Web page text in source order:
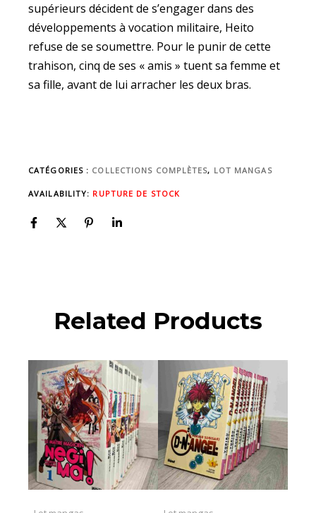
supérieurs décident de s’engager dans des
développements à vocation militaire, Heito
refuse de se soumettre. Pour le punir de cette
trahison, cinq de ses « amis » tuent sa femme et
sa fille, avant de lui arracher les deux bras.
CATÉGORIES : COLLECTIONS COMPLÈTES, LOT MANGAS
AVAILABILITY: RUPTURE DE STOCK
Related Products